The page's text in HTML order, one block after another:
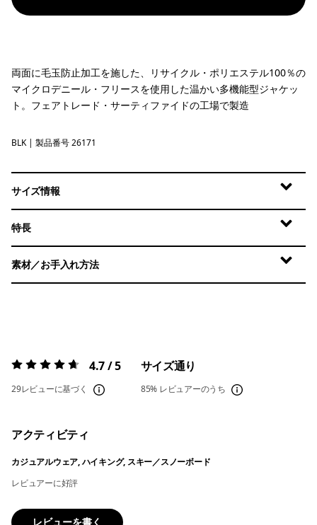
両面に毛玉防止加工を施した、リサイクル・ポリエステル100％の
マイクロデニール・フリースを使用した温かい多機能型ジャケッ
ト。フェアトレード・サーティファイドの工場で製造
Black
BLK | 製品番号 26171
サイズ情報
特長
素材／お手入れ方法
評価:4.7 / 5 4.7 / 5
29レビューに基づく
サイズ通り
85% レビュアーのうち
アクティビティ
カジュアルウェア, ハイキング, スキー／スノーボード
レビュアーに好評
レビューを書く